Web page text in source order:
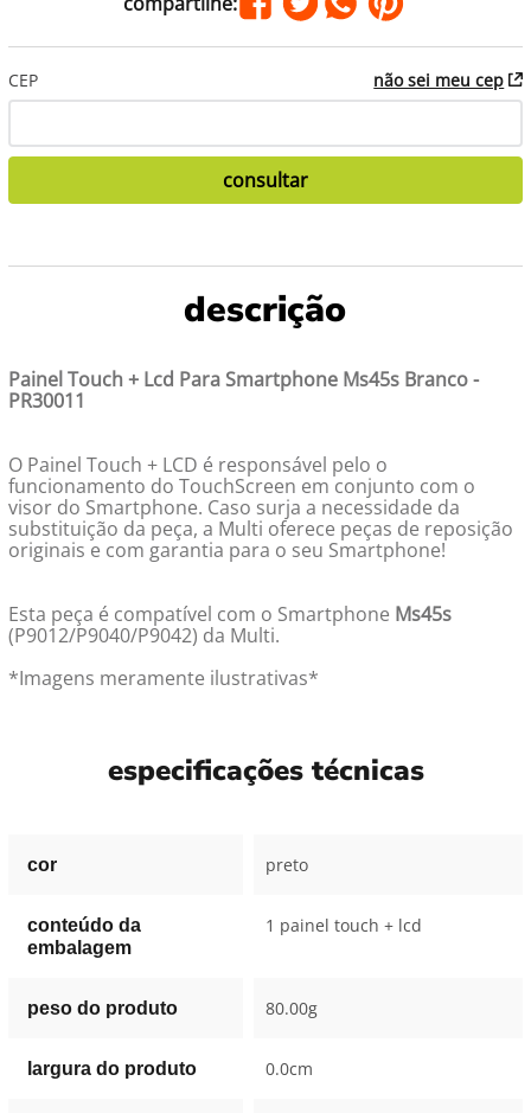
CEP não sei meu cep
Painel Touch + Lcd Para Smartphone Ms45s Branco -
PR30011
O Painel Touch + LCD é responsável pelo o
funcionamento do TouchScreen em conjunto com o
visor do Smartphone. Caso surja a necessidade da
substituição da peça, a Multi oferece peças de reposição
originais e com garantia para o seu Smartphone!
Esta peça é compatível com o Smartphone Ms45s
(P9012/P9040/P9042) da Multi.
*Imagens meramente ilustrativas*
especificações técnicas
cor preto
conteúdo da
embalagem
1 painel touch + lcd
peso do produto 80.00g
largura do produto 0.0cm